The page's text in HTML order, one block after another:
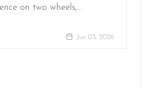
on two wheels,…
Jun 03, 2026